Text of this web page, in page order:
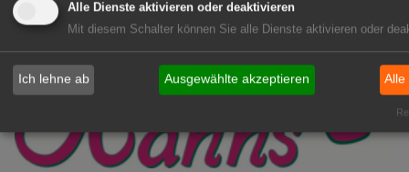
Alle Dienste aktivieren oder deaktivieren
Mit diesem Schalter können Sie alle Dienste aktivieren oder
Ich lehne ab Ausgewählte akzeptieren Alle